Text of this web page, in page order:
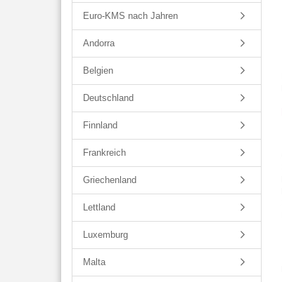
Euro-KMS nach Jahren
Andorra
Belgien
Deutschland
Finnland
Frankreich
Griechenland
Lettland
Luxemburg
Malta